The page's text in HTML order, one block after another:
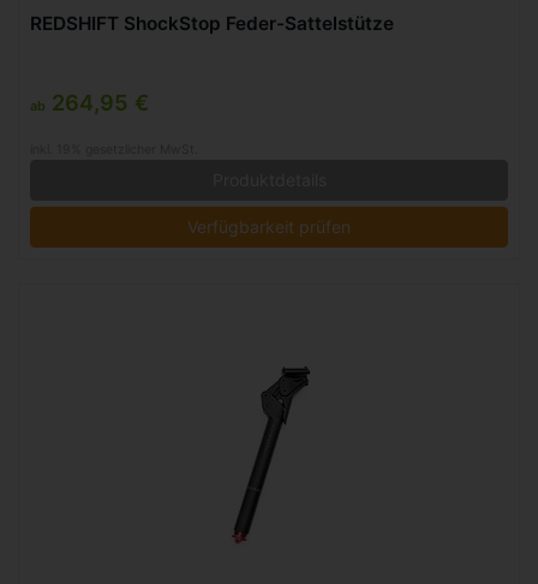
REDSHIFT ShockStop Feder-Sattelstütze
ab 264,95 €
Verfügbarkeit prüfen